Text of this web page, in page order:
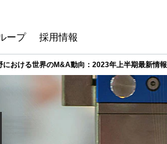
ープ 採用情報
における世界のM&A動向：2023年上半期最新情報